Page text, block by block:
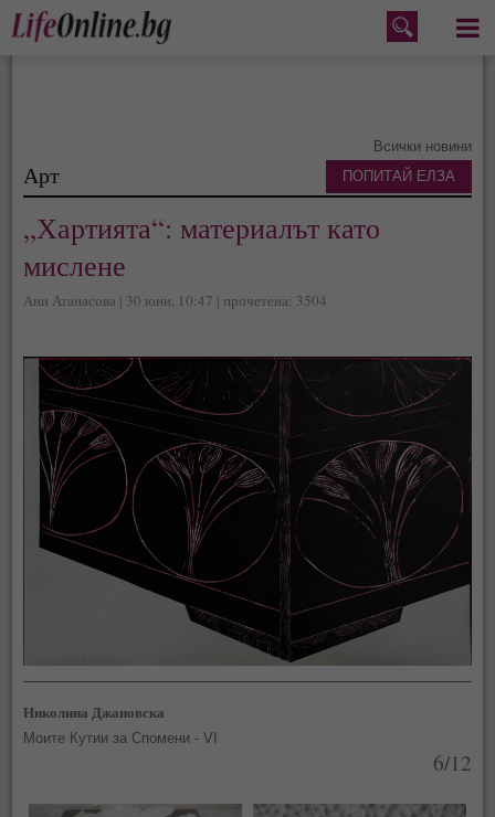
Меню
Всички новини
Арт
„Хартията“: материалът като
мислене
Ани Атанасова | 30 юни, 10:47 | прочетена: 3504
Николина Джановска
Моите Кутии за Спомени - VI
6/12
ПОПИТАЙ ЕЛЗА